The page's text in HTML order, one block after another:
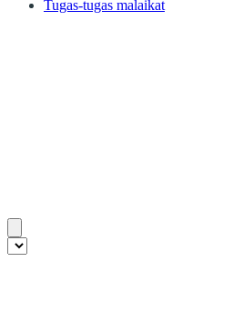
Tugas-tugas malaikat